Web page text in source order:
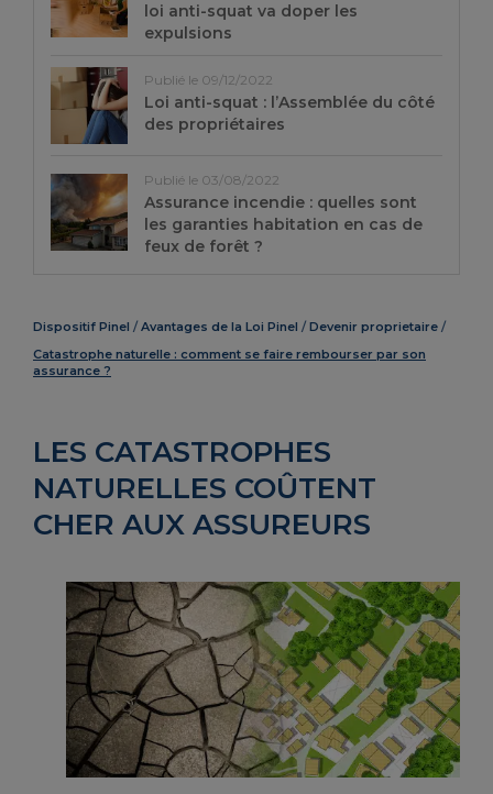
Dispositif Pinel Avantages de la Loi Pinel
Devenir proprietaire
Catastrophe naturelle : comment se faire rembourser par son
assurance ?
LES CATASTROPHES
NATURELLES COÛTENT
CHER AUX ASSUREURS
loi anti-squat va doper les
expulsions
Publié le 09/12/2022
Loi anti-squat : l’Assemblée du côté
des propriétaires
Publié le 03/08/2022
Assurance incendie : quelles sont
les garanties habitation en cas de
feux de forêt ?